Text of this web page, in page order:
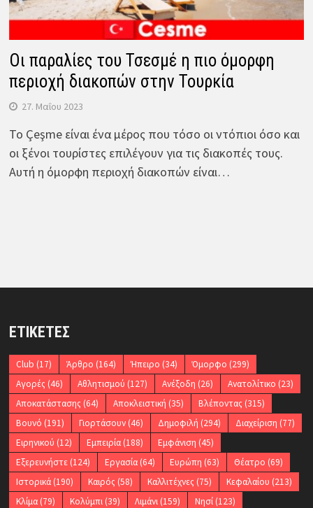
Οι παραλίες του Τσεσμέ η πιο όμορφη
περιοχή διακοπών στην Τουρκία
27. Μαΐου 2023
Το Çeşme είναι ένα μέρος που τόσο οι ντόπιοι όσο και
οι ξένοι τουρίστες επιλέγουν για τις διακοπές τους.
Αυτή η όμορφη περιοχή διακοπών είναι…
ΕΤΙΚΈΤΕΣ
Club (17) Άρθρο (164) Ήπειρο (34) Όμορφο (299)
Αγορές (46) Αθλητισμού (127) Ανέξοδη (26) Ανατολίτικο (23)
Αποκατάστασης (64) Αποκλειστική (35) Βλέποντας (315)
Βουνό (191) Γιορτάσουν(46) Δημοφιλή (294) Διαχείριση (77)
Ειρηνικού (12) Εμπειρία(188) Εμφάνιση (45)
Εξερευνήστε(124) Εργασία(64) Ευρώπη (63) Θέατρο (69)
Ιστορικά(190) Καιρός (58) Καλλιτέχνες (75) Κεφαλαίου (213)
Κλίμα(79) Κολύμπι(39) Λιμάνι(159) Νησί(123)